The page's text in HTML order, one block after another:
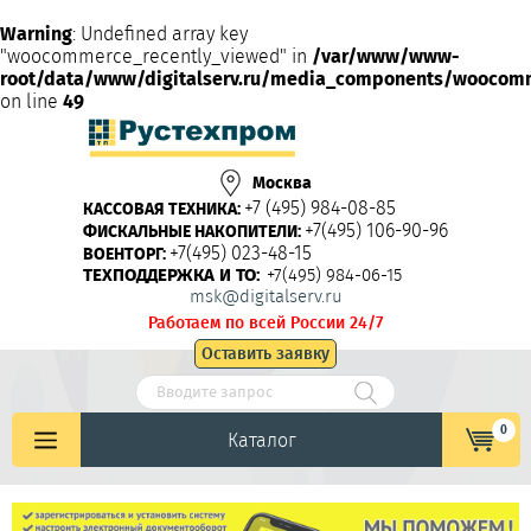
Warning: Undefined array key
"woocommerce_recently_viewed" in /var/www/www-
root/data/www/digitalserv.ru/media_components/
on line 49
Москва
КАССОВАЯ ТЕХНИКА: +7 (495) 984-08-85
ФИСКАЛЬНЫЕ НАКОПИТЕЛИ: +7(495) 106-90-96
ВОЕНТОРГ: +7(495) 023-48-15
ТЕХПОДДЕРЖКА И ТО: +7(495) 984-06-15
msk@digitalserv.ru
Работаем по всей России 24/7
Оставить заявку
Каталог 0